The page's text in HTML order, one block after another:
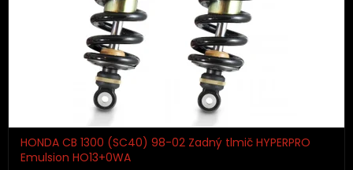
HONDA CB 1300 (SC40) 98-02 Zadný tlmič HYPERPRO
Emulsion HO13+0WA